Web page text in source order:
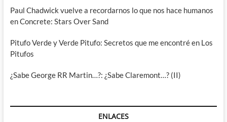
Paul Chadwick vuelve a recordarnos lo que nos hace humanos
en Concrete: Stars Over Sand
Pitufo Verde y Verde Pitufo: Secretos que me encontré en Los
Pitufos
¿Sabe George RR Martin…?: ¿Sabe Claremont…? (II)
ENLACES